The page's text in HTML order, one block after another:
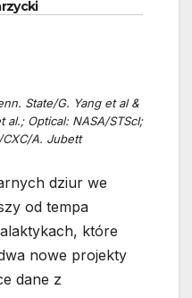
State/G. Yang et al &
al.; Optical: NASA/STScI;
A. Jubett
dziur we
od tempa
które
nowe projekty
dane z